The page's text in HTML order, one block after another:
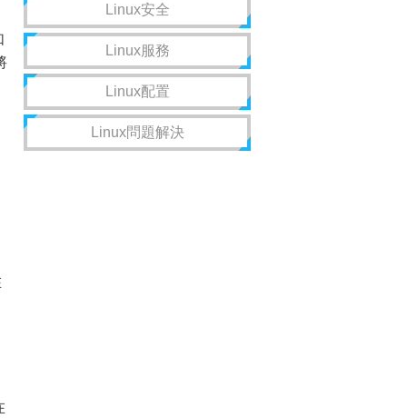
Linux安全
Linux服務
Linux配置
Linux問題解決